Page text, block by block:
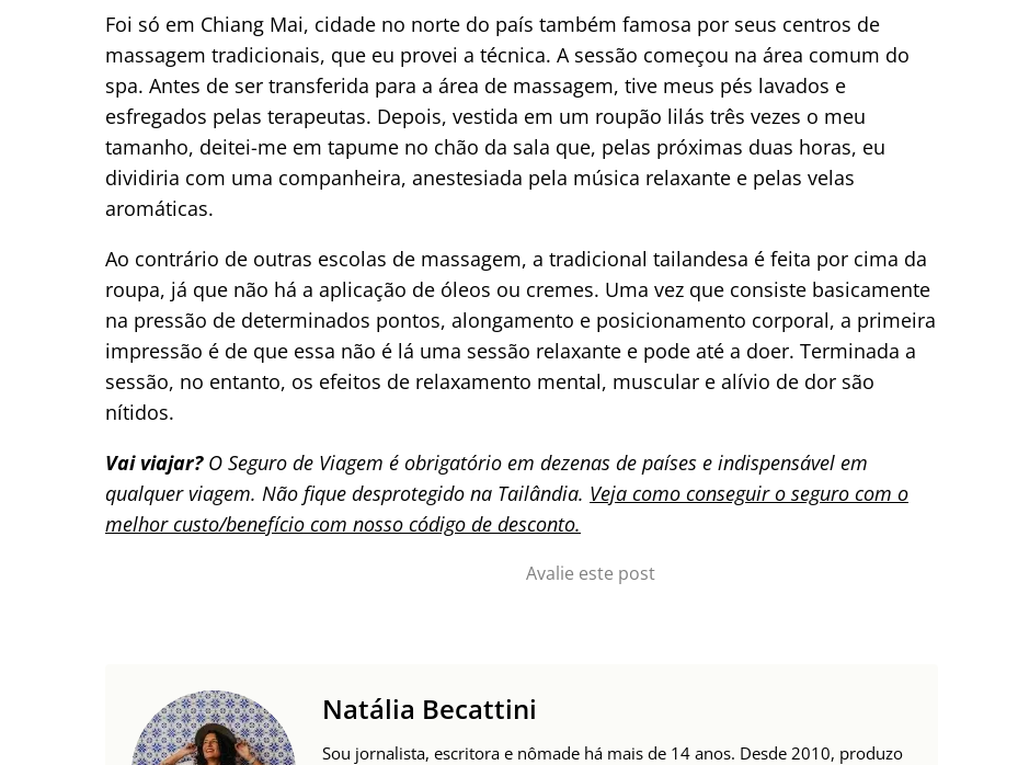
Foi só em Chiang Mai, cidade no norte do país também famosa por seus centros de
massagem tradicionais, que eu provei a técnica. A sessão começou na área comum do
spa. Antes de ser transferida para a área de massagem, tive meus pés lavados e
esfregados pelas terapeutas. Depois, vestida em um roupão lilás três vezes o meu
tamanho, deitei-me em tapume no chão da sala que, pelas próximas duas horas, eu
dividiria com uma companheira, anestesiada pela música relaxante e pelas velas
aromáticas.
Ao contrário de outras escolas de massagem, a tradicional tailandesa é feita por cima da
roupa, já que não há a aplicação de óleos ou cremes. Uma vez que consiste basicamente
na pressão de determinados pontos, alongamento e posicionamento corporal, a primeira
impressão é de que essa não é lá uma sessão relaxante e pode até a doer. Terminada a
sessão, no entanto, os efeitos de relaxamento mental, muscular e alívio de dor são
nítidos.
Vai viajar? O Seguro de Viagem é obrigatório em dezenas de países e indispensável em
qualquer viagem. Não fique desprotegido na Tailândia. Veja como conseguir o seguro com o
melhor custo/benefício com nosso código de desconto.
Avalie este post
Natália Becattini
Sou jornalista, escritora e nômade há mais de 14 anos. Desde 2010, produzo